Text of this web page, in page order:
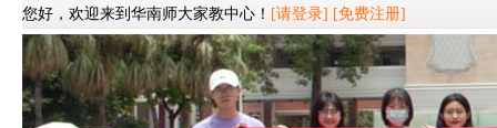
您好，欢迎来到华南师大家教中心！ [请登录] [免费注册]